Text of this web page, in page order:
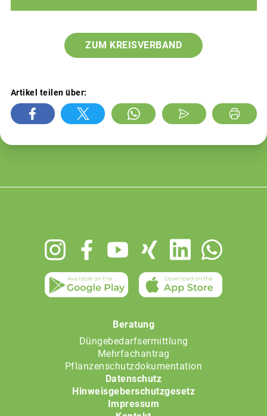
ZUM KREISVERBAND
Artikel teilen über:
Beratung
Düngebedarfsermittlung
Mehrfachantrag
Pflanzenschutzdokumentation
Datenschutz
Hinweisgeberschutzgesetz
Impressum